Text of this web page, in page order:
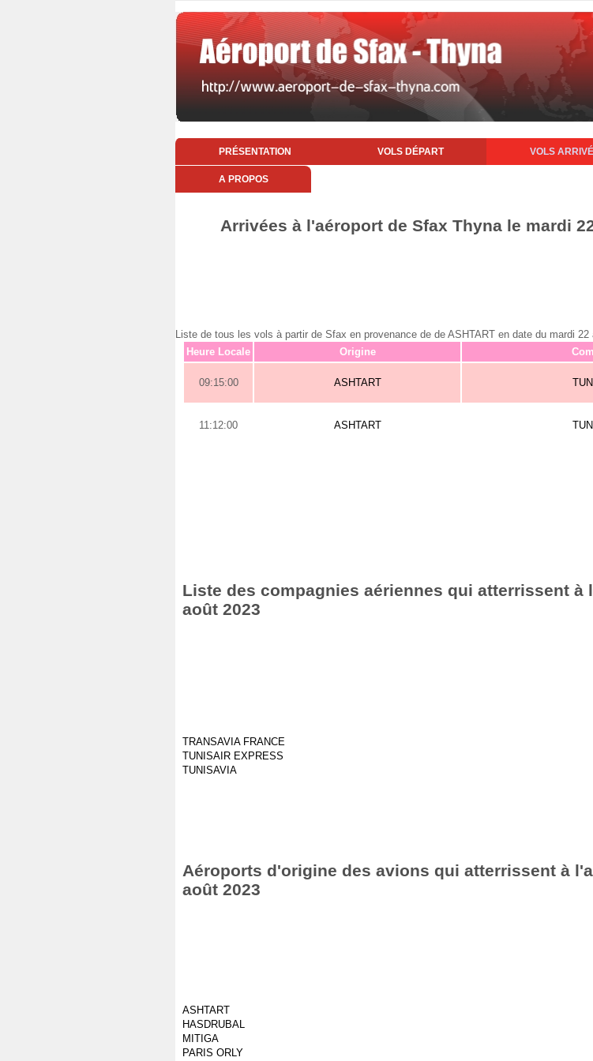
PRÉSENTATION VOLS DÉPART VOLS
A PROPOS
Arrivées à l'aéroport de Sfax Thyna le mardi
Liste de tous les vols à partir de Sfax en provenance de de ASHTART en date du mardi 22
Heure Locale
Origine
09:15:00 ASHTART
11:12:00 ASHTART
Liste des compagnies aériennes qui atterrissent à
août 2023
TRANSAVIA FRANCE
TUNISAIR EXPRESS
TUNISAVIA
Aéroports d'origine des avions qui atterrissent à
août 2023
ASHTART
HASDRUBAL
MITIGA
PARIS ORLY